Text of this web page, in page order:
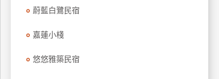
蔚藍白鷺民宿
嘉蓮小棧
悠悠雅築民宿